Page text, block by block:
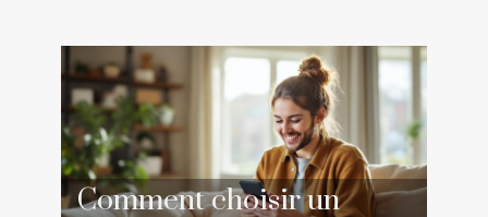
Comment choisir un